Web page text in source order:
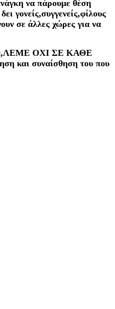
να πάρουμε θέση
γονείς,συγγενείς,φίλους
σε άλλες χώρες για να
ΟΧΙ ΣΕ ΚΑΘΕ
συναίσθηση του που